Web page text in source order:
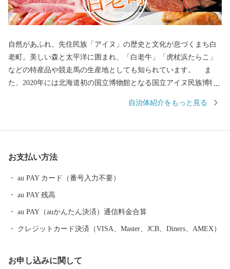
自然があふれ、先住民族「アイヌ」の歴史と文化が息づくまち白
老町。美しい森と太平洋に囲まれ、「白老牛」「虎杖浜たらこ」
などの特産品や競走馬の生産地としても知られています。 ま
た、2020年には北海道初の国立博物館となる国立アイヌ民族博物
化復興・創造の拠点として開設されました。 見どころ満載の白老
自治体紹介をもっと見る
お支払い方法
au PAY カード（番号入力不要）
au PAY 残高
au PAY（auかんたん決済）通信料金合算
クレジットカード決済（VISA、Master、JCB、Diners、AMEX）
お申し込みに関して